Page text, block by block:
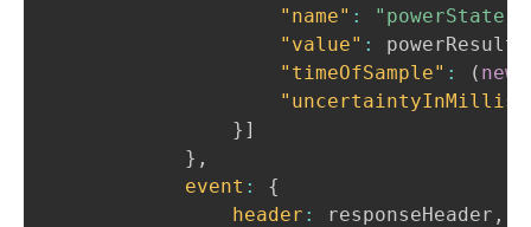
"name" : "powerState"
"value" : powerResult
"timeOfSample" : ( new
} ]
} ,
event :
{
header : responseHeader ,